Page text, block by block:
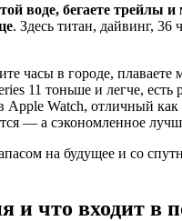
воде, бегаете трейлы
. Здесь титан, дайвинг,
часы в городе,
11 тоньше и легче,
Watch, отличный
— а сэкономленное
на будущее и со
и что входит в